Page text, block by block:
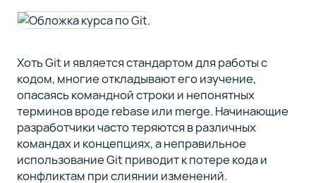
Хоть Git и является стандартом для работы с
кодом, многие откладывают его изучение,
опасаясь командной строки и непонятных
терминов вроде rebase или merge. Начинающие
разработчики часто теряются в различных
командах и концепциях, а неправильное
использование Git приводит к потере кода и
конфликтам при слиянии изменений.